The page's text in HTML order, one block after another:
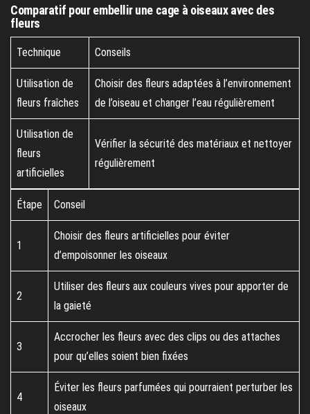
Comparatif pour embellir une cage à oiseaux avec des
fleurs
Technique Conseils
Utilisation de
fleurs fraîches
Choisir des fleurs adaptées à l’environnement
de l’oiseau et changer l’eau régulièrement
Utilisation de
fleurs
artificielles
Vérifier la sécurité des matériaux et nettoyer
régulièrement
Étape Conseil
1
Choisir des fleurs artificielles pour éviter
d’empoisonner les oiseaux
2
Utiliser des fleurs aux couleurs vives pour apporter de
la gaieté
3
Accrocher les fleurs avec des clips ou des attaches
pour qu’elles soient bien fixées
4
Éviter les fleurs parfumées qui pourraient perturber les
oiseaux